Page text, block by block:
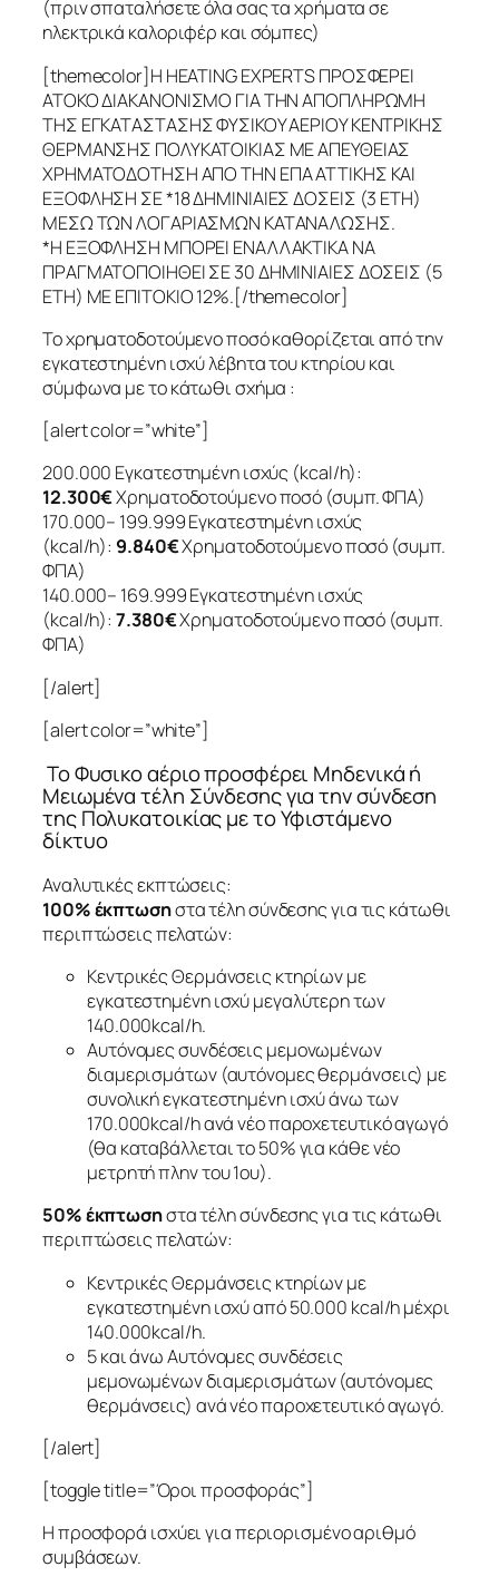
(πριν σπαταλήσετε όλα σας τα χρήματα σε
ηλεκτρικά καλοριφέρ και σόμπες)
[themecolor]Η HEATING EXPERTS ΠΡΟΣΦΕΡΕΙ
ΑΤΟΚΟ ΔΙΑΚΑΝΟΝΙΣΜΟ ΓΙΑ ΤΗΝ ΑΠΟΠΛΗΡΩΜΗ
ΤΗΣ ΕΓΚΑΤΑΣΤΑΣΗΣ ΦΥΣΙΚΟΥ ΑΕΡΙΟΥ ΚΕΝΤΡΙΚΗΣ
ΘΕΡΜΑΝΣΗΣ ΠΟΛΥΚΑΤΟΙΚΙΑΣ ΜΕ ΑΠΕΥΘΕΙΑΣ
ΧΡΗΜΑΤΟΔΟΤΗΣΗ ΑΠΟ ΤΗΝ ΕΠΑ ΑΤΤΙΚΗΣ ΚΑΙ
ΕΞΟΦΛΗΣΗ ΣΕ *18 ΔΗΜΙΝΙΑΙΕΣ ΔΟΣΕΙΣ (3 ΕΤΗ)
ΜΕΣΩ ΤΩΝ ΛΟΓΑΡΙΑΣΜΩΝ ΚΑΤΑΝΑΛΩΣΗΣ.
*Η ΕΞΟΦΛΗΣΗ ΜΠΟΡΕΙ ΕΝΑΛΛΑΚΤΙΚΑ ΝΑ
ΠΡΑΓΜΑΤΟΠΟΙΗΘΕΙ ΣΕ 30 ΔΗΜΙΝΙΑΙΕΣ ΔΟΣΕΙΣ (5
ΕΤΗ) ΜΕ ΕΠΙΤΟΚΙΟ 12%.[/themecolor]
Το χρηματοδοτούμενο ποσό καθορίζεται από την
εγκατεστημένη ισχύ λέβητα του κτηρίου και
σύμφωνα με το κάτωθι σχήμα :
[alert color=”white”]
200.000 Εγκατεστημένη ισχύς (kcal/h):
12.300€Χρηματοδοτούμενο ποσό (συμπ. ΦΠΑ)
170.000– 199.999 Εγκατεστημένη ισχύς
(kcal/h): 9.840€Χρηματοδοτούμενο ποσό (συμπ.
ΦΠΑ)
140.000– 169.999 Εγκατεστημένη ισχύς
(kcal/h): 7.380€Χρηματοδοτούμενο ποσό (συμπ.
ΦΠΑ)
[/alert]
[alert color=”white”]
Το Φυσικο αέριο προσφέρει Μηδενικά ή
Μειωμένα τέλη Σύνδεσης για την σύνδεση
της Πολυκατοικίας με το Υφιστάμενο
δίκτυο
Αναλυτικές εκπτώσεις:
100% έκπτωσηστα τέλη σύνδεσης για τις κάτωθι
περιπτώσεις πελατών:
Κεντρικές Θερμάνσεις κτηρίων με
εγκατεστημένη ισχύ μεγαλύτερη των
140.000kcal/h.
Αυτόνομες συνδέσεις μεμονωμένων
διαμερισμάτων (αυτόνομες θερμάνσεις) με
συνολική εγκατεστημένη ισχύ άνω των
170.000kcal/h ανά νέο παροχετευτικό αγωγό
(θα καταβάλλεται το 50% για κάθε νέο
μετρητή πλην του 1ου).
50% έκπτωσηστα τέλη σύνδεσης για τις κάτωθι
περιπτώσεις πελατών:
Κεντρικές Θερμάνσεις κτηρίων με
εγκατεστημένη ισχύ από 50.000 kcal/h μέχρι
140.000kcal/h.
5 και άνω Αυτόνομες συνδέσεις
μεμονωμένων διαμερισμάτων (αυτόνομες
θερμάνσεις) ανά νέο παροχετευτικό αγωγό.
[/alert]
[toggle title=”Όροι προσφοράς”]
Η προσφορά ισχύει για περιορισμένο αριθμό
συμβάσεων.